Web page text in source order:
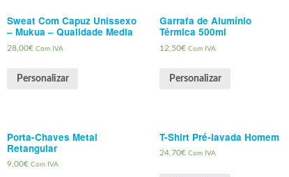
Sweat Com Capuz Unissexo
– Mukua – Qualidade Media
28,00€ Com IVA
Personalizar
Garrafa de Alumínio
Térmica 500ml
12,50€ Com IVA
Personalizar
Porta-Chaves Metal
Retangular
9,00€ Com IVA
T-Shirt Pré-lavada Homem
24,70€ Com IVA